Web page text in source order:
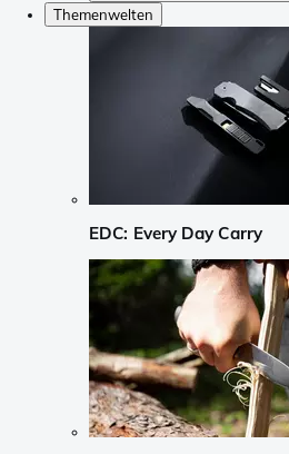
Themenwelten
EDC: Every Day Carry